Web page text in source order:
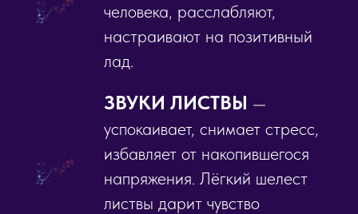
человека, расслабляют,
настраивают на позитивный
лад.
ЗВУКИ ЛИСТВЫ —
успокаивает, снимает стресс,
избавляет от накопившегося
напряжения. Лёгкий шелест
листвы дарит чувство